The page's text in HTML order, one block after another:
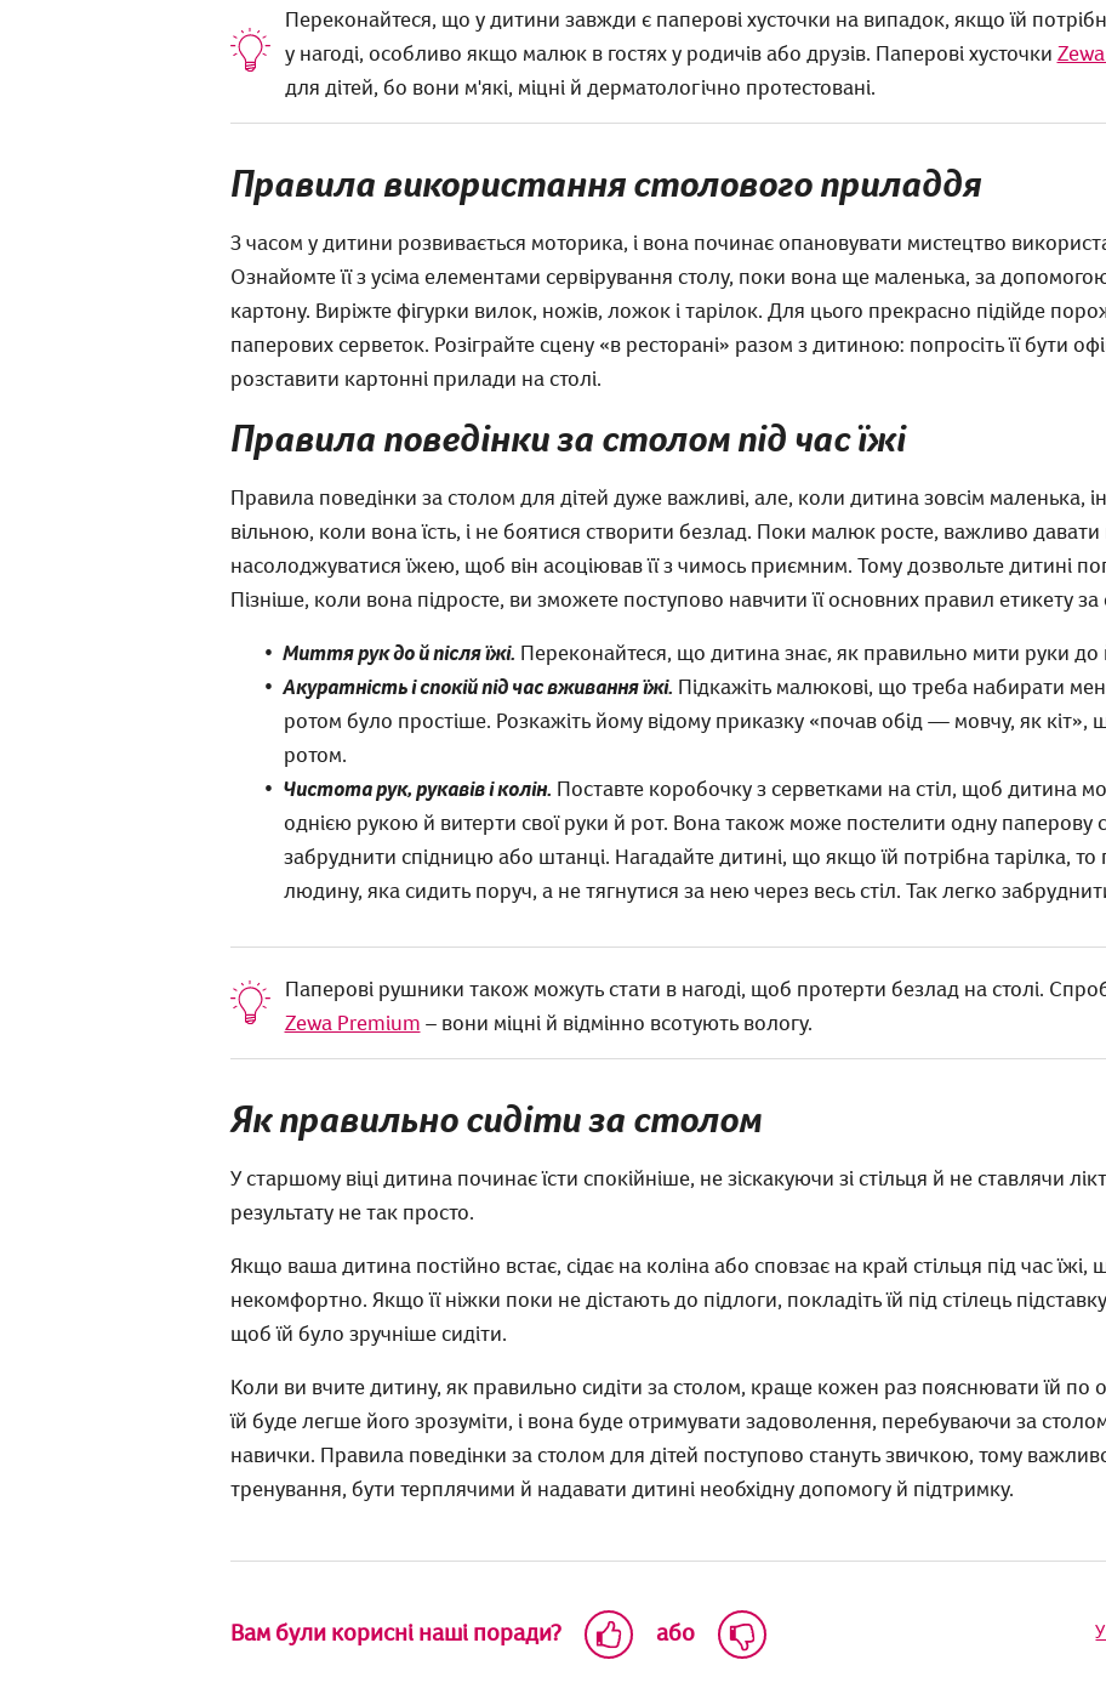
Переконайтеся, що у дитини завжди є паперові хусточки на випадок, якщо їй
у нагоді, особливо якщо малюк в гостях у родичів або друзів. Паперові хусточки
для дітей, бо вони м'які, міцні й дерматологічно протестовані.
Правила використання столового приладдя
З часом у дитини розвивається моторика, і вона починає опановувати мистецтво
Ознайомте її з усіма елементами сервірування столу, поки вона ще маленька, за
картону. Виріжте фігурки вилок, ножів, ложок і тарілок. Для цього прекрасно підійде
паперових серветок. Розіграйте сцену «в ресторані» разом з дитиною: попросіть її бути
розставити картонні прилади на столі.
Правила поведінки за столом під час їжі
Правила поведінки за столом для дітей дуже важливі, але, коли дитина зовсім маленька,
вільною, коли вона їсть, і не боятися створити безлад. Поки малюк росте, важливо
насолоджуватися їжею, щоб він асоціював її з чимось приємним. Тому дозвольте дитині
Пізніше, коли вона підросте, ви зможете поступово навчити її основних правил етикету за
Миття рук до й після їжі. Переконайтеся, що дитина знає, як правильно мити руки до
Акуратність і спокій під час вживання їжі. Підкажіть малюкові, що треба набирати
ротом було простіше. Розкажіть йому відому приказку «почав обід — мовчу, як
ротом.
Чистота рук, рукавів і колін. Поставте коробочку з серветками на стіл, щоб дитина
однією рукою й витерти свої руки й рот. Вона також може постелити одну паперову
забруднити спідницю або штанці. Нагадайте дитині, що якщо їй потрібна тарілка,
людину, яка сидить поруч, а не тягнутися за нею через весь стіл. Так легко
Паперові рушники також можуть стати в нагоді, щоб протерти безлад на столі.
Zewa Premium – вони міцні й відмінно всотують вологу.
Як правильно сидіти за столом
У старшому віці дитина починає їсти спокійніше, не зіскакуючи зі стільця й не ставлячи
результату не так просто.
Якщо ваша дитина постійно встає, сідає на коліна або сповзає на край стільця під час їжі,
некомфортно. Якщо її ніжки поки не дістають до підлоги, покладіть їй під стілець
щоб їй було зручніше сидіти.
Коли ви вчите дитину, як правильно сидіти за столом, краще кожен раз пояснювати їй
їй буде легше його зрозуміти, і вона буде отримувати задоволення, перебуваючи за
навички. Правила поведінки за столом для дітей поступово стануть звичкою, тому
тренування, бути терплячими й надавати дитині необхідну допомогу й підтримку.
Вам були корисні наші поради? або